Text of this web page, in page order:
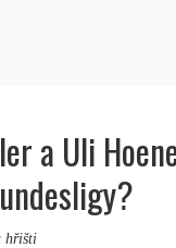
a Uli
hřišti